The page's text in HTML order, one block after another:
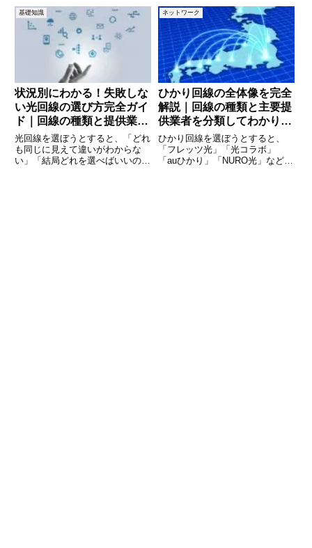
エリアや住居タイプ、契約条件、
通信の安定性など、事前に確認す
べきポイントは数多くあります。
これらを見落とすと、「そもそも
しょうか。料金や速度を比較する
前に、市場全体の構造や勢力図を
理解しておくことで、自分に合っ
た回線を選びやすくなります。本
基礎知識
状況別にわかる！失敗しな
い光回線の選び方完全ガイ
ド｜回線の種類と提供業者
を徹底解説
光回線を選ぼうとすると、「どれ
も同じに見えて違いがわからな
い」「結局どれを選べばいいのか
ネットワーク
ひかり回線の全体像を完全
解説｜回線の種類と主要提
供業者を分類してわかりや
すく整理
ひかり回線を選ぼうとすると、
「フレッツ光」「光コラボ」
「auひかり」「NURO光」など、